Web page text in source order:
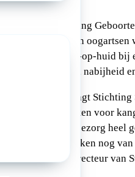
speelde de afdeling
en
de baby huid-op-huid
voor meer rust, nabijheid
Care Award vraagt
zich extra inzetten voor
zorg en kangoeroezorg heel
onderzoeken nog
Sanne Lacor, directeur van